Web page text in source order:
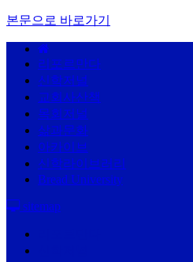
본문으로 바로가기
리포르만다
신학저널
교회사산책
목회저널
삶과문화
아카이브
신학라이브러리
Bread University
sitemap